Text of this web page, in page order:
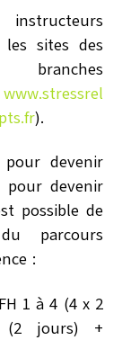
les sites des
www.stressrel
).
devenir
pour devenir
possible de
parcours
:
1 à 4 (4 x 2
(2 jours) +